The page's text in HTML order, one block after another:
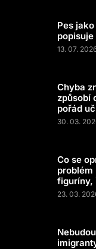
Pes
13. 07.
Chyba
způsobí
pořád
30. 03.
Co se
problém
figuríny,
23. 03.